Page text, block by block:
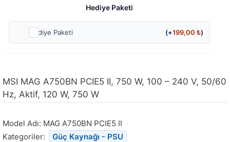
Hediye Paketi
Hediye Paketi (+199,00₺)
MSI MAG A750BN PCIE5 II, 750 W, 100 – 240 V, 50/60
Hz, Aktif, 120 W, 750 W
Model Adı: MAG A750BN PCIE5 II
Kategoriler:
Güç Kaynağı - PSU